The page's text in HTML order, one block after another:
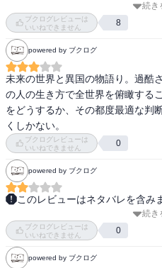
て博士を逮捕し、摂氏60度に達す
悪名高い精錬所を併設している鉱
ているとの噂があった。
その地から夫を救ってくれと云う
寿美佳は前受け金と成功報酬に加
云うジャーナリストとしての魅力
とにした。
オーストラリアに降り立った寿美
訪れて取材の許可を申請すると、
認められ、当地までの足を融通し
そしてあっさりと鉱山の現場に行
ことができた。
そして博士にここから脱出して帰
寿美佳としては博士の帰国を説得
ることを決めたのだが⋯。
続き
ブクログレビューは
いいねできません
8
powered by ブクログ
未来の世界と異国の物語り。過酷
の人の生き方で全世界を俯瞰する
をどうするか、その都度最適な判
くしかない。
ブクログレビューは
いいねできません
0
powered by ブクログ
このレビューはネタバレを含み
近未来のディストピア小説。
著者にしては事件やサスペンス要
希望のない世界の描き方はさすがで
続き
ブクログレビューは
いいねできません
0
powered by ブクログ